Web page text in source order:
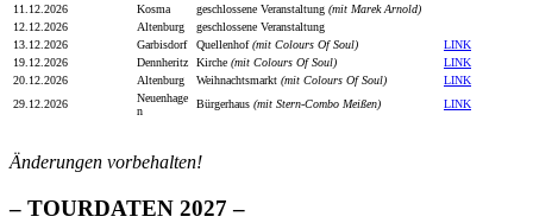
11.12.2026
Kosma geschlossene Veranstaltung (mit Marek Arnold)
12.12.2026
Altenburg
geschlossene Veranstaltung
13.12.2026
Garbisdorf Quellenhof(mit Colours Of Soul)
LINK
19.12.2026
Dennheritz Kirche (mit Colours Of Soul)
LINK
20.12.2026
Altenburg Weihnachtsmarkt (mit Colours Of Soul)
LINK
29.12.2026
Neuenhage
n
Bürgerhaus (mit Stern-Combo Meißen) LINK
Änderungen vorbehalten!
– TOURDATEN 2027 –